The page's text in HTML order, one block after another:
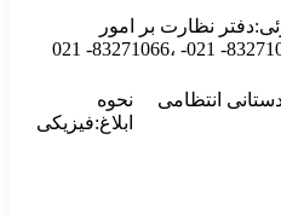
نظارت بر امور
انتظامی
نحوه
ابلاغ:فیزیکی